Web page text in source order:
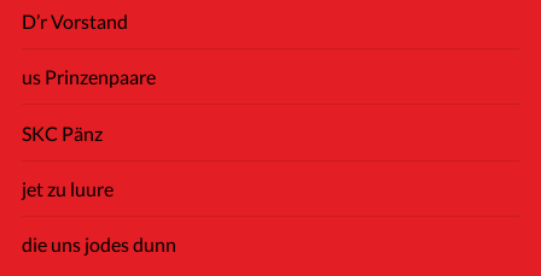
D’r Vorstand
us Prinzenpaare
SKC Pänz
jet zu luure
die uns jodes dunn